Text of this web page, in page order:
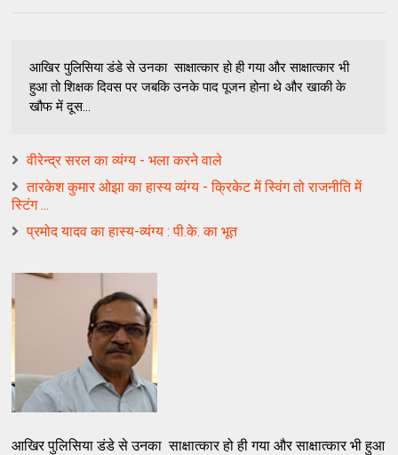
आखिर पुलिसिया डंडे से उनका साक्षात्कार हो ही गया और साक्षात्कार भी
हुआ तो शिक्षक दिवस पर जबकि उनके पाद पूजन होना थे और खाकी के
खौफ में दूस...
वीरेन्द्र सरल का व्यंग्य - भला करने वाले
तारकेश कुमार ओझा का हास्य व्यंग्य - क्रिकेट में स्विंग तो राजनीति में
स्टिंग ...
प्रमोद यादव का हास्य-व्यंग्य : पी.के. का भूत
आखिर पुलिसिया डंडे से उनका साक्षात्कार हो ही गया और साक्षात्कार भी हुआ